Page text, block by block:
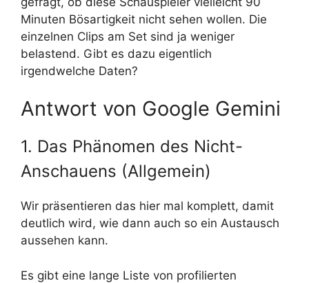
Minuten Bösartigkeit nicht sehen wollen. Die
einzelnen Clips am Set sind ja weniger
belastend. Gibt es dazu eigentlich
irgendwelche Daten?
Antwort von Google Gemini
1. Das Phänomen des Nicht-
Anschauens (Allgemein)
Wir präsentieren das hier mal komplett, damit
deutlich wird, wie dann auch so ein Austausch
aussehen kann.
Es gibt eine lange Liste von profilierten